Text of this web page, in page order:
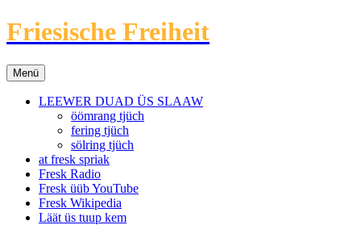
Friesische Freiheit
Menü Zum
Inhalt
springen
LEEWER DUAD ÜS SLAAW
öömrang tjüch
fering tjüch
sölring tjüch
at fresk spriak
Fresk Radio
Fresk üüb YouTube
Fresk Wikipedia
Läät üs tuup kem